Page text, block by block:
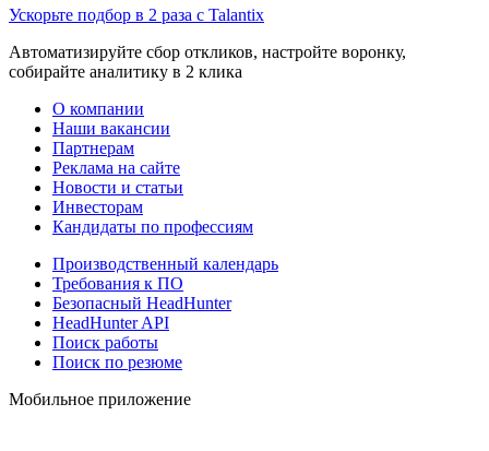
Ускорьте подбор в 2 раза с Talantix
Автоматизируйте сбор откликов, настройте воронку,
собирайте аналитику в 2 клика
О компании
Наши вакансии
Партнерам
Реклама на сайте
Новости и статьи
Инвесторам
Кандидаты по профессиям
Производственный календарь
Требования к ПО
Безопасный HeadHunter
HeadHunter API
Поиск работы
Поиск по резюме
Мобильное приложение